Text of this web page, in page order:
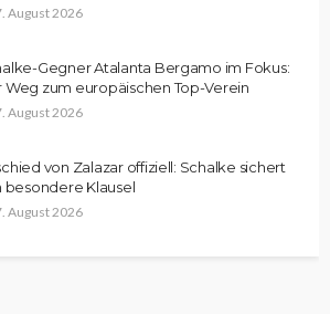
August 2026
Gegner Atalanta Bergamo im Fokus:
Weg zum europäischen Top-Verein
August 2026
von Zalazar offiziell: Schalke sichert
besondere Klausel
August 2026